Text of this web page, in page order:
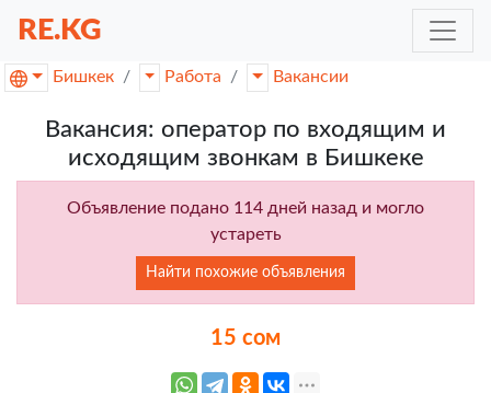
RE.KG
Бишкек Работа Вакансии
Вакансия: оператор по входящим и
исходящим звонкам в Бишкеке
Объявление подано 114 дней назад и могло
устареть
Найти похожие объявления
15 сом